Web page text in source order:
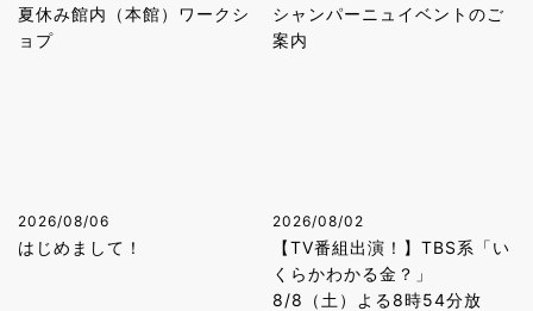
夏休み館内（本館）ワークシ
ョプ
シャンパーニュイベントのご
案内
2026/08/06
はじめまして！
2026/08/02
【TV番組出演！】TBS系「い
くらかわかる金？」
8/8（土）よる8時54分放